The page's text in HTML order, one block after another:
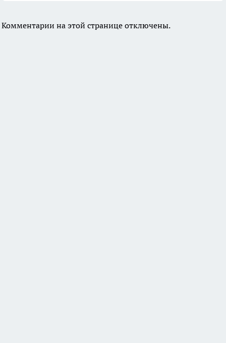
Комментарии на этой странице отключены.